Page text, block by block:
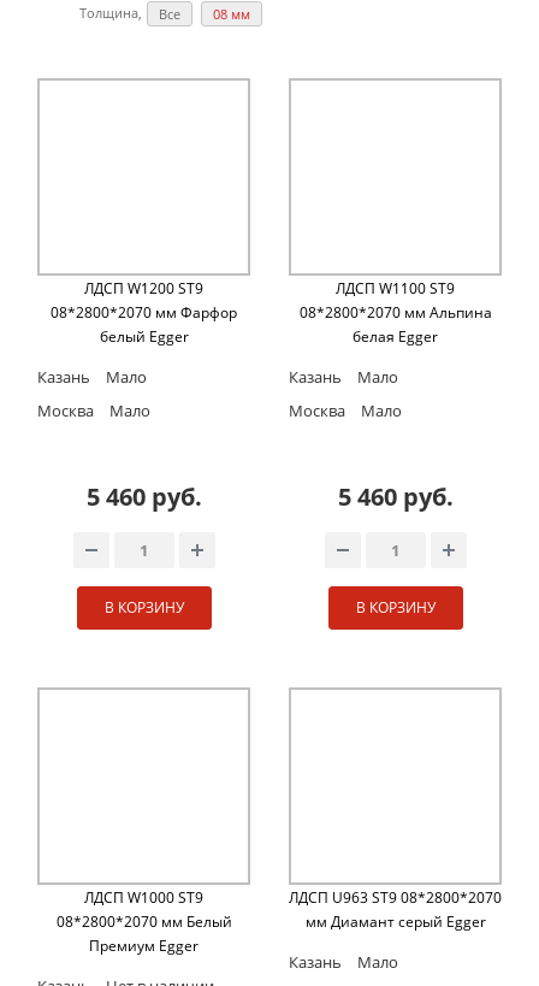
Толщина, мм:Все 08 мм
ЛДСП W1200 ST9
08*2800*2070 мм Фарфор
белый Egger
Казань
Мало
Москва
Мало
5 460 руб.
В КОРЗИНУ
ЛДСП W1100 ST9
08*2800*2070 мм Альпина
белая Egger
Казань
Мало
Москва
Мало
5 460 руб.
В КОРЗИНУ
ЛДСП W1000 ST9
08*2800*2070 мм Белый
Премиум Egger
ЛДСП U963 ST9 08*2800*2070
мм Диамант серый Egger
Казань
Мало